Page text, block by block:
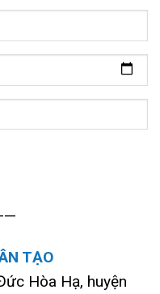
TẠO
Hòa Hạ, huyện